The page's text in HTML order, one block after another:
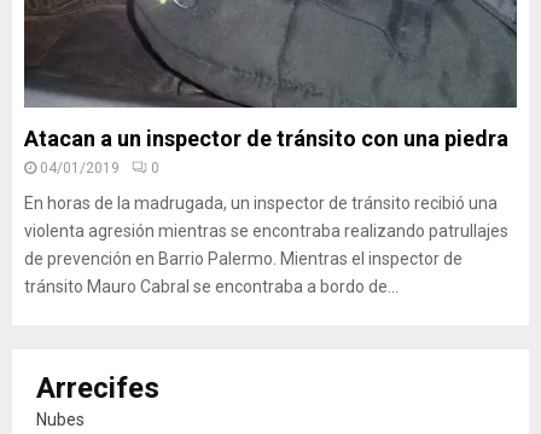
Atacan a un inspector de tránsito con una piedra
04/01/2019 0
En horas de la madrugada, un inspector de tránsito recibió una
violenta agresión mientras se encontraba realizando patrullajes
de prevención en Barrio Palermo. Mientras el inspector de
tránsito Mauro Cabral se encontraba a bordo de...
Arrecifes
Nubes